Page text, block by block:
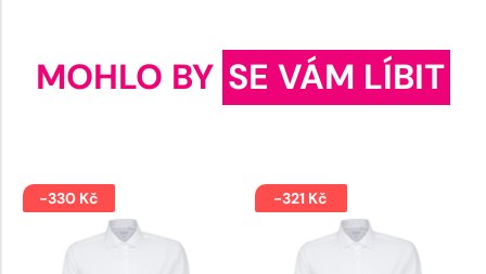
MOHLO BY SE VÁM LÍBIT
-330 Kč -321 Kč